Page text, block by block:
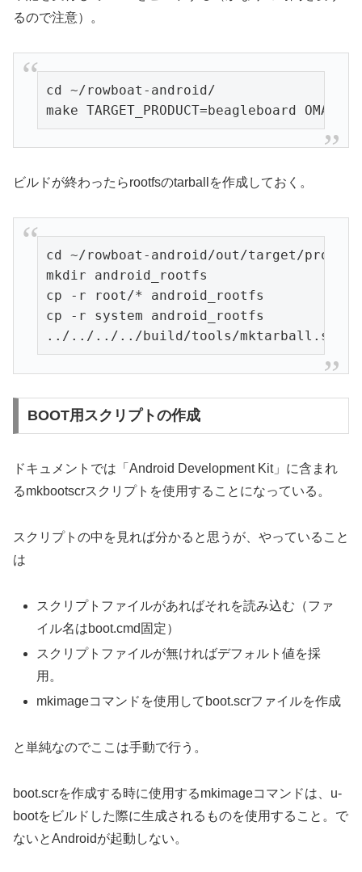
るので注意）。
cd ~/rowboat-android/
make TARGET_PRODUCT=beagleboard
ビルドが終わったらrootfsのtarballを作成しておく。
cd ~/rowboat-android/out/target/
mkdir android_rootfs
cp -r root/* android_rootfs
cp -r system android_rootfs
../../../../build/tools/mktarball.sh ../
BOOT用スクリプトの作成
ドキュメントでは「Android Development Kit」に含まれ
るmkbootscrスクリプトを使用することになっている。
スクリプトの中を見れば分かると思うが、やっていること
は
スクリプトファイルがあればそれを読み込む（ファ
イル名はboot.cmd固定）
スクリプトファイルが無ければデフォルト値を採
用。
mkimageコマンドを使用してboot.scrファイルを作成
と単純なのでここは手動で行う。
boot.scrを作成する時に使用するmkimageコマンドは、u-
bootをビルドした際に生成されるものを使用すること。で
ないとAndroidが起動しない。